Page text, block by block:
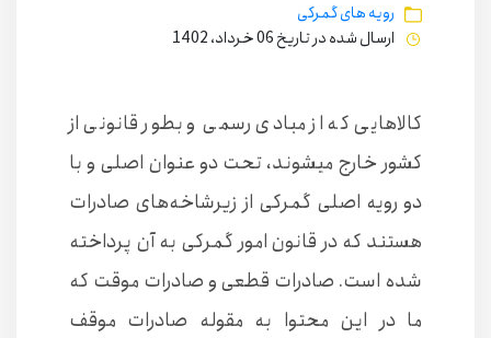
رویه های گمرکی
ارسال شده در تاریخ 06 خرداد، 1402
کالاهایی که از مبادی رسمی و بطور قانونی از
کشور خارج میشوند، تحت دو عنوان اصلی و با
دو رویه اصلی گمرکی از زیرشاخه‌های صادرات
هستند که در قانون امور گمرکی به آن پرداخته
شده است. صادرات قطعی و صادرات موقت که
ما در این محتوا به مقوله صادرات موقف